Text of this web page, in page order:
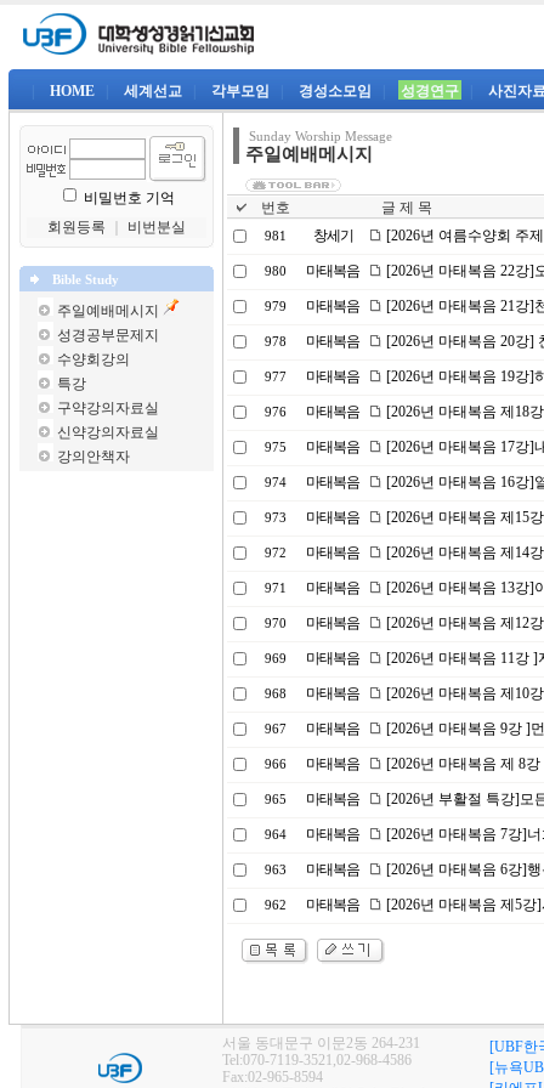
HOME 세계선교 각부모임 경성소모임 성경연구 사진자
비밀번호 기억
회원등록
비번분실
Bible Study
주일예배메시지
성경공부문제지
수양회강의
특강
구약강의자료실
신약강의자료실
강의안책자
Sunday Worship Message
주일예배메시지
번호 글 제 목
981 창세기 [2026년 여름수양회 주
980 마태복음 [2026년 마태복음 22강]
979 마태복음 [2026년 마태복음 21강]
978 마태복음 [2026년 마태복음 20강]
977 마태복음 [2026년 마태복음 19강]
976 마태복음 [2026년 마태복음 제18
975 마태복음 [2026년 마태복음 17강]
974 마태복음 [2026년 마태복음 16강]
973 마태복음 [2026년 마태복음 제15
972 마태복음 [2026년 마태복음 제14
971 마태복음 [2026년 마태복음 13강]
970 마태복음 [2026년 마태복음 제12
969 마태복음 [2026년 마태복음 11강
968 마태복음 [2026년 마태복음 제10
967 마태복음 [2026년 마태복음 9강 ]
966 마태복음 [2026년 마태복음 제 8
965 마태복음 [2026년 부활절 특강]모
964 마태복음 [2026년 마태복음 7강]
963 마태복음 [2026년 마태복음 6강]
962 마태복음 [2026년 마태복음 제5
서울 동대문구 이문2동 264-231
Tel:070-7119-3521,02-968-4586
Fax:02-965-8594
[UBF한
[뉴욕